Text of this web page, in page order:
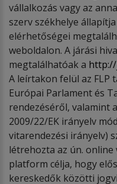
vállalkozás vagy az
szerv székhelye
elérhetőségei
weboldalon. A járási
megtalálhatóak a
A leírtakon felül az FLP
Európai Parlament és
rendezéséről, valamint
2009/22/EK irányelv
vitarendezési irányelv)
létrehozta az ún.
platform célja, hogy
kereskedők közötti